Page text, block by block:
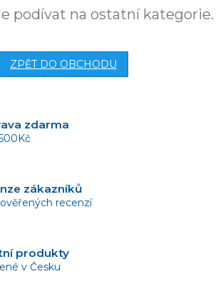
podívat na ostatní kategorie.
ZPĚT DO OBCHODU
zdarma
zákazníků
recenzí
produkty
v Česku